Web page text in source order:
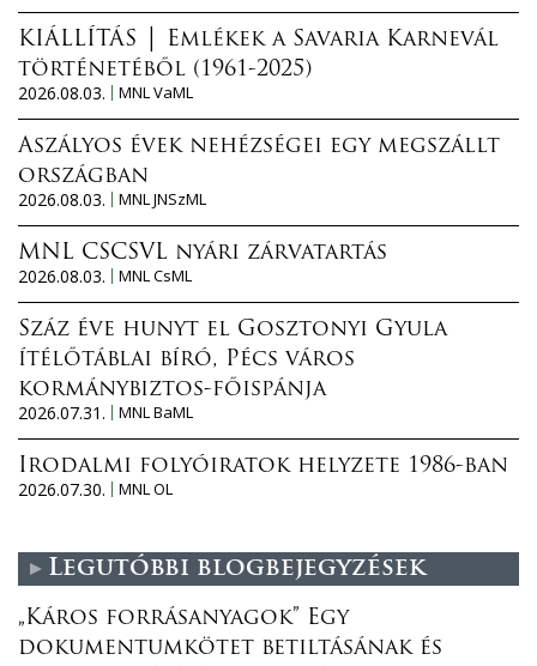
KIÁLLÍTÁS │ Emlékek a Savaria Karnevál
történetéből (1961-2025)
2026.08.03.
MNL VaML
Aszályos évek nehézségei egy megszállt
országban
2026.08.03.
MNL JNSzML
MNL CSCSVL nyári zárvatartás
2026.08.03.
MNL CsML
Száz éve hunyt el Gosztonyi Gyula
ítélőtáblai bíró, Pécs város
kormánybiztos-főispánja
2026.07.31.
MNL BaML
Irodalmi folyóiratok helyzete 1986-ban
2026.07.30.
MNL OL
Legutóbbi blogbejegyzések
„Káros forrásanyagok” Egy
dokumentumkötet betiltásának és